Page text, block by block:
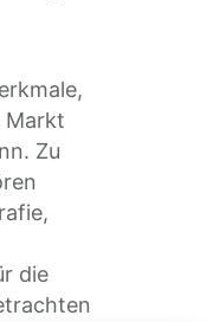
Markt
Zu
die